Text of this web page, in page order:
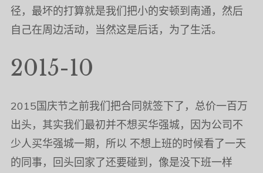
径，最坏的打算就是我们把小的安顿到南通，然后
自己在周边活动，当然这是后话，为了生活。
2015-10
2015国庆节之前我们把合同就签下了，总价一百万
出头，其实我们最初并不想买华强城，因为公司不
少人买华强城一期，所以 不想上班的时候看了一天
的同事，回头回家了还要碰到，像是没下班一样